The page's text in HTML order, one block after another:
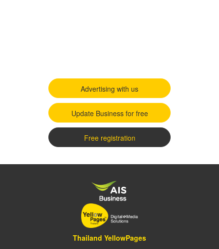
Advertising with us
Update Business for free
Free registration
Thailand YellowPages